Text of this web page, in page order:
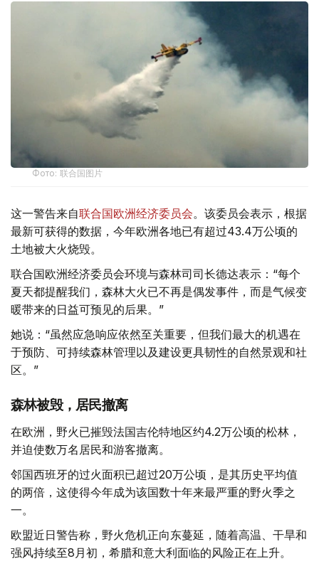
Фото: 联合国图片
这一警告来自联合国欧洲经济委员会。该委员会表示，根据
最新可获得的数据，今年欧洲各地已有超过43.4万公顷的
土地被大火烧毁。
联合国欧洲经济委员会环境与森林司司长德达表示：“每个
夏天都提醒我们，森林大火已不再是偶发事件，而是气候变
暖带来的日益可预见的后果。”
她说：“虽然应急响应依然至关重要，但我们最大的机遇在
于预防、可持续森林管理以及建设更具韧性的自然景观和社
区。”
森林被毁，居民撤离
在欧洲，野火已摧毁法国吉伦特地区约4.2万公顷的松林，
并迫使数万名居民和游客撤离。
邻国西班牙的过火面积已超过20万公顷，是其历史平均值
的两倍，这使得今年成为该国数十年来最严重的野火季之
一。
欧盟近日警告称，野火危机正向东蔓延，随着高温、干旱和
强风持续至8月初，希腊和意大利面临的风险正在上升。